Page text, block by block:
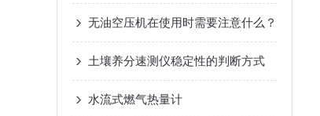
无油空压机在使用时需要注意什么？
土壤养分速测仪稳定性的判断方式
水流式燃气热量计